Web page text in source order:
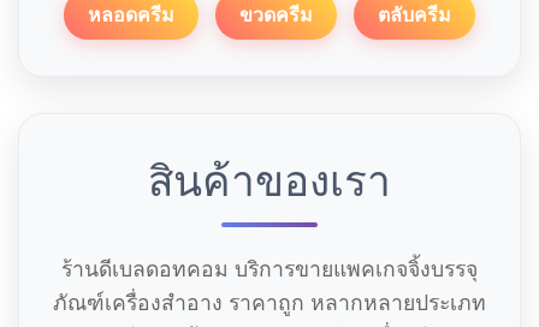
หลอดครีม ขวดครีม ตลับครีม
สินค้าของเรา
ร้านดีเบลดอทคอม บริการขายแพคเกจจิ้งบรรจุ
ภัณฑ์เครื่องสำอาง ราคาถูก หลากหลายประเภท